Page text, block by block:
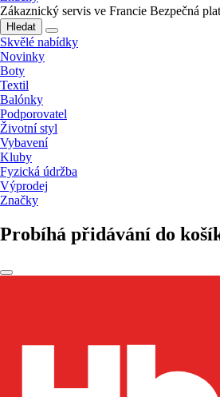
Zákaznický servis ve Francie Bezpečná
Hledat
Skvělé nabídky
Novinky
Boty
Textil
Balónky
Podporovatel
Životní styl
Vybavení
Kluby
Fyzická údržba
Výprodej
Značky
Probíhá přidávání do